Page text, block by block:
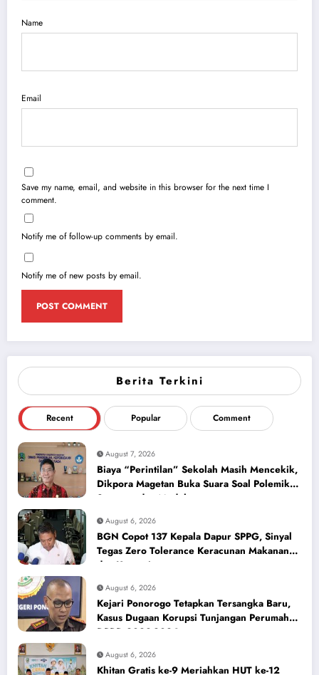
Berita Terkini
Recent Popular Comment
August 7, 2026
Biaya “Perintilan” Sekolah Masih Mencekik,
Dikpora Magetan Buka Suara Soal Polemik
Seragam dan Modul
August 6, 2026
BGN Copot 137 Kepala Dapur SPPG, Sinyal
Tegas Zero Tolerance Keracunan Makanan
dan Korupsi
August 6, 2026
Kejari Ponorogo Tetapkan Tersangka Baru,
Kasus Dugaan Korupsi Tunjangan Perumahan
DPRD 2023-2026
August 6, 2026
Khitan Gratis ke-9 Meriahkan HUT ke-12
Name
Email
Save my name, email, and website in this browser for the next time I
comment.
Notify me of follow-up comments by email.
Notify me of new posts by email.